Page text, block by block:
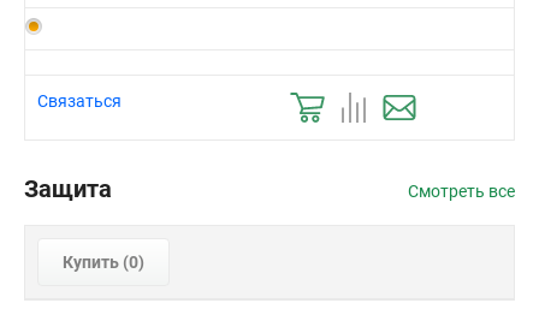
Связаться
Защита Смотреть все
Купить (0)